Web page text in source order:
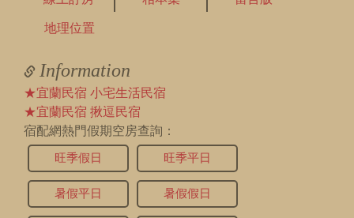
地理位置
Information
★宜蘭民宿 小宅生活民宿
★宜蘭民宿 揪逗民宿
宿配網熱門假期空房查詢：
旺季假日 旺季平日
暑假平日 暑假假日